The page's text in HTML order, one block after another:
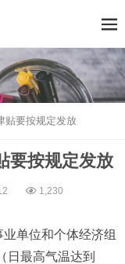
贴要按规定发放
要按规定发放
1,230
单位和个体经济组
日最高气温达到